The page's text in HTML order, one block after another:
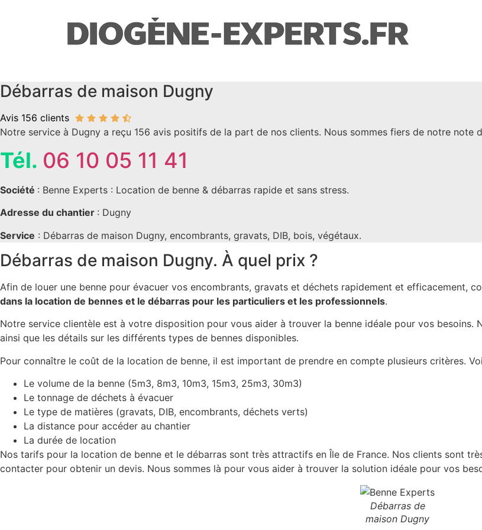
Débarras de maison Dugny
Avis 156 clients
Notre service à Dugny a reçu 156 avis positifs de la part de nos clients. Nous sommes fiers de notre
Tél. 06 10 05 11 41
Société : Benne Experts : Location de benne & débarras rapide et sans stress.
Adresse du chantier : Dugny
Service : Débarras de maison Dugny, encombrants, gravats, DIB, bois, végétaux.
Débarras de maison Dugny. À quel prix ?
Afin de louer une benne pour évacuer vos encombrants, gravats et déchets rapidement et efficacement,
dans la location de bennes et le débarras pour les particuliers et les professionnels.
Notre service clientèle est à votre disposition pour vous aider à trouver la benne idéale pour vos
ainsi que les détails sur les différents types de bennes disponibles.
Pour connaître le coût de la location de benne, il est important de prendre en compte plusieurs critères.
Le volume de la benne (5m3, 8m3, 10m3, 15m3, 25m3, 30m3)
Le tonnage de déchets à évacuer
Le type de matières (gravats, DIB, encombrants, déchets verts)
La distance pour accéder au chantier
La durée de location
Nos tarifs pour la location de benne et le débarras sont très attractifs en Île de France. Nos clients sont
contacter pour obtenir un devis. Nous sommes là pour vous aider à trouver la solution idéale pour vos
Débarras de
maison Dugny